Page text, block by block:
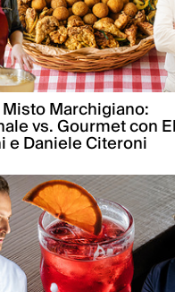
Marchigiano:
vs. Gourmet con
e Daniele Citeroni